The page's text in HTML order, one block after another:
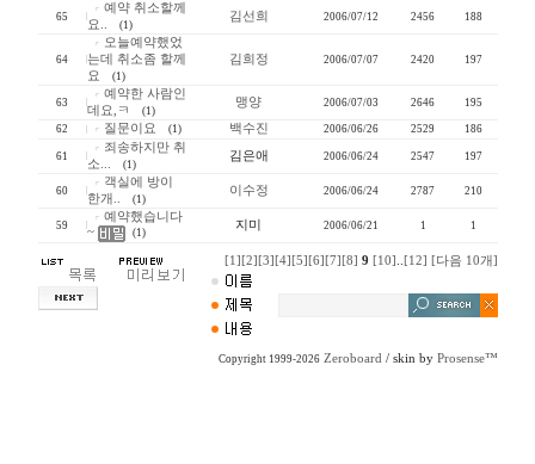
65
예약 취소할께
요..
(1)
김선희 2006/07/12 2456 188
64
오늘예약했었
는데 취소좀 할께
요
(1)
김희정 2006/07/07 2420 197
63
예약한 사람인
데요,ㅋ
(1)
맹양 2006/07/03 2646 195
62 질문이요 (1) 백수진 2006/06/26 2529 186
61
죄송하지만 취
소...
(1)
김은애 2006/06/24 2547 197
60
객실에 방이
한개..
(1)
이수정 2006/06/24 2787 210
59
예약했습니다
~
(1)
지미 2006/06/21 1 1
[1] [2] [3] [4] [5] [6] [7] [8] 9 [10] [12] [다음 10개]
Copyright 1999-2026 Zeroboard / skin by Prosense™